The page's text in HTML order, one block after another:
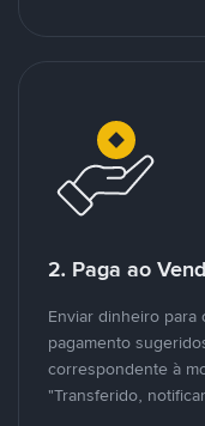
2. Paga ao
Enviar dinheiro
pagamento
correspondente à
"Transferido,